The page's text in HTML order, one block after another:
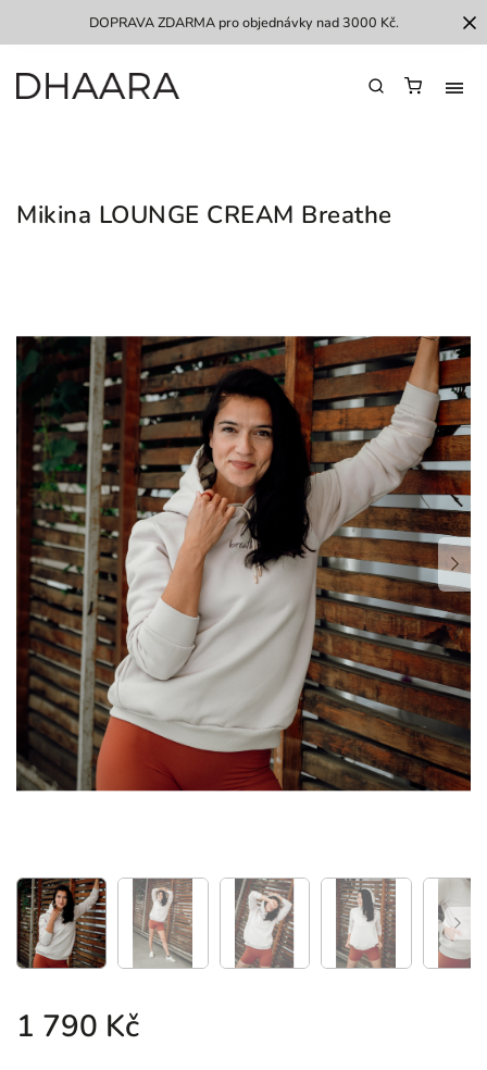
DOPRAVA ZDARMA pro objednávky nad 3000 Kč.
Mikina LOUNGE CREAM Breathe
1 790 Kč